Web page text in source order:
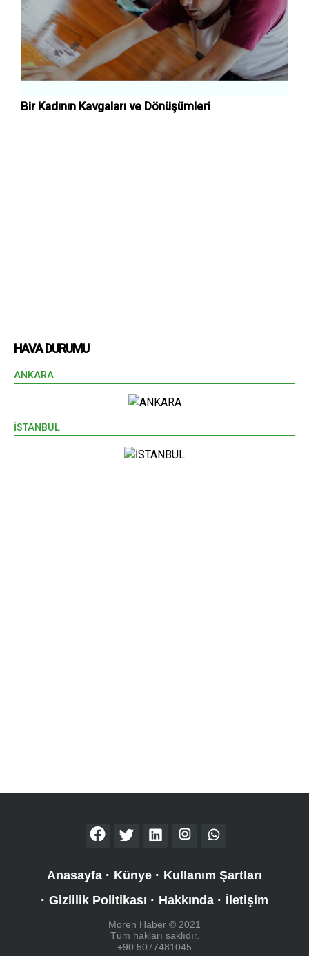
Bir Kadının Kavgaları ve Dönüşümleri
HAVA DURUMU
ANKARA
İSTANBUL
Anasayfa Künye
Kullanım Şartları
Gizlilik Politikası
Hakkında İletişim
Moren Haber © 2021
Tüm hakları saklıdır.
+90 5077481045